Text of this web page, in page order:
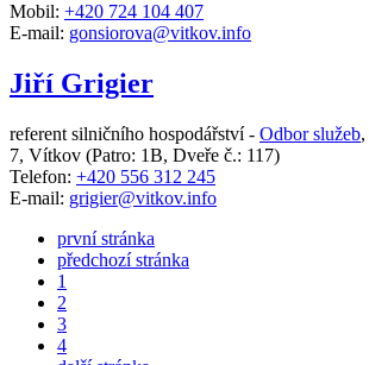
Mobil: +420 724 104 407
E-mail: gonsiorova@vitkov.info
Jiří Grigier
referent silničního hospodářství - Odbor služeb,
7, Vítkov (Patro: 1B, Dveře č.: 117)
Telefon: +420 556 312 245
E-mail: grigier@vitkov.info
první stránka
předchozí stránka
1
2
3
4